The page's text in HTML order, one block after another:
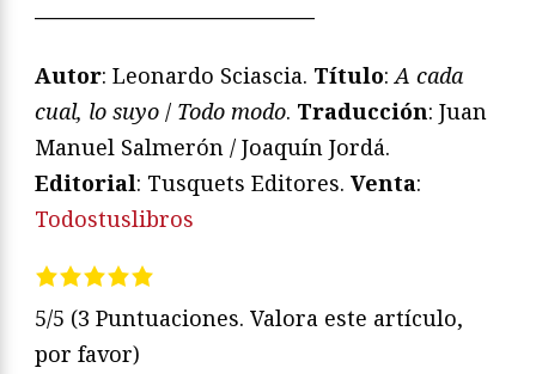
—————————————
Autor: Leonardo Sciascia. Título:A cada
cual, lo suyo / Todo modo. Traducción: Juan
Manuel Salmerón / Joaquín Jordá.
Editorial: Tusquets Editores. Venta:
Todostuslibros
5/5 (3 Puntuaciones. Valora este artículo,
por favor)